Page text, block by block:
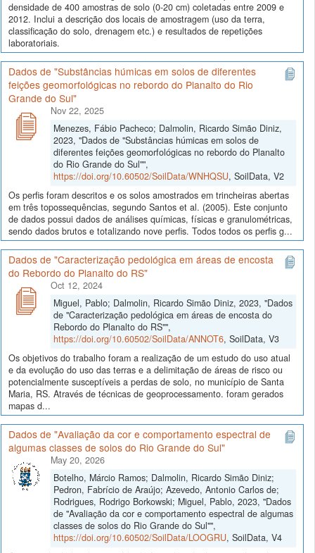
densidade de 400 amostras de solo (0-20 cm) coletadas entre 2009 e
2012. Inclui a descrição dos locais de amostragem (uso da terra,
classificação do solo, drenagem etc.) e resultados de repetições
laboratoriais.
Dados de "Substâncias húmicas em solos de diferentes
feições geomorfológicas no rebordo do Planalto do Rio
Grande do Sul"
Nov 22, 2025
Menezes, Fábio Pacheco; Dalmolin, Ricardo Simão Diniz,
2023, "Dados de "Substâncias húmicas em solos de
diferentes feições geomorfológicas no rebordo do Planalto
do Rio Grande do Sul"",
https://doi.org/10.60502/SoilData/WNHQSU, SoilData, V2
Os perfis foram descritos e os solos amostrados em trincheiras abertas
em três topossequências, segundo Santos et al. (2005). Este conjunto
de dados possui dados de análises químicas, físicas e granulométricas,
sendo dados brutos e totalizando nove perfis. Todos todos os perfis g...
Dados de "Caracterização pedológica em áreas de encosta
do Rebordo do Planalto do RS"
Oct 12, 2024
Miguel, Pablo; Dalmolin, Ricardo Simão Diniz, 2023, "Dados
de "Caracterização pedológica em áreas de encosta do
Rebordo do Planalto do RS"",
https://doi.org/10.60502/SoilData/ANNOT6, SoilData, V3
Os objetivos do trabalho foram a realização de um estudo do uso atual
e da evolução do uso das terras e a delimitação de áreas de risco ou
potencialmente susceptíveis a perdas de solo, no município de Santa
Maria, RS. Através de técnicas de geoprocessamento. foram gerados
mapas d...
Dados de "Avaliação da cor e comportamento espectral de
algumas classes de solos do Rio Grande do Sul"
May 20, 2026
Botelho, Márcio Ramos; Dalmolin, Ricardo Simão Diniz;
Pedron, Fabrício de Araújo; Azevedo, Antonio Carlos de;
Rodrigues, Rodrigo Borkowski; Miguel, Pablo, 2023, "Dados
de "Avaliação da cor e comportamento espectral de algumas
classes de solos do Rio Grande do Sul"",
https://doi.org/10.60502/SoilData/LOOGRU, SoilData, V4